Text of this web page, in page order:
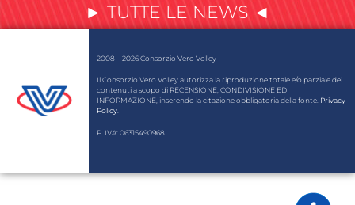
► TUTTE LE NEWS ◄
2008 – 2026 Consorzio Vero Volley
Il Consorzio Vero Volley autorizza la riproduzione totale e/o parziale dei
contenuti a scopo di RECENSIONE, CONDIVISIONE ED
INFORMAZIONE, inserendo la citazione obbligatoria della fonte. Privacy
Policy.
P. IVA: 06315490968